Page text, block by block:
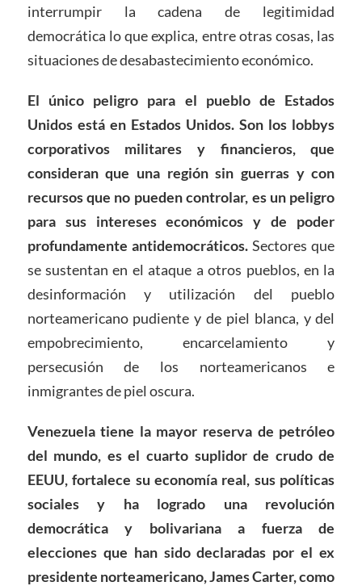
interrumpir la cadena de legitimidad
democrática lo que explica, entre otras cosas, las
situaciones de desabastecimiento económico.
El único peligro para el pueblo de Estados
Unidos está en Estados Unidos. Son los lobbys
corporativos militares y financieros, que
consideran que una región sin guerras y con
recursos que no pueden controlar, es un peligro
para sus intereses económicos y de poder
profundamente antidemocráticos.Sectores que
se sustentan en el ataque a otros pueblos, en la
desinformación y utilización del pueblo
norteamericano pudiente y de piel blanca, y del
empobrecimiento, encarcelamiento y
persecusión de los norteamericanos e
inmigrantes de piel oscura.
Venezuela tiene la mayor reserva de petróleo
del mundo, es el cuarto suplidor de crudo de
EEUU, fortalece su economía real, sus políticas
sociales y ha logrado una revolución
democrática y bolivariana a fuerza de
elecciones que han sido declaradas por el ex
presidente norteamericano, James Carter, como